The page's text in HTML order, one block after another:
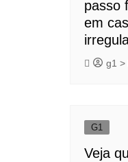
passo
em
g1 >
G1
Veja